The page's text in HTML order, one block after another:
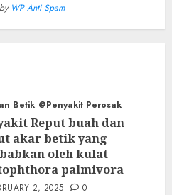
WP Anti Spam
Betik @Penyakit Perosak
Reput buah dan
akar betik yang
oleh kulat
palmivora
2, 2025 0